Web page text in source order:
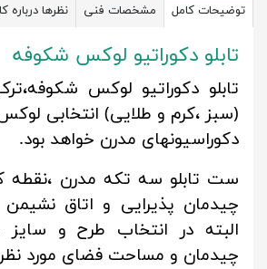
توضیحات کامل مشخصات فنی نظرها درباره
تابلو دکوراتیو لوکس شکوفه
تابلو دکوراتیو لوکس
(سبز ،کرم و طلایی) انتخابی
دکوراسیونهای مدرن خواهد بود.
ست تابلو سه تکه مدرن ،نقطه
چیدمان پذیرایی و اتاق
البته در انتخاب طرح و
چیدمان و مساحت فضای مورد